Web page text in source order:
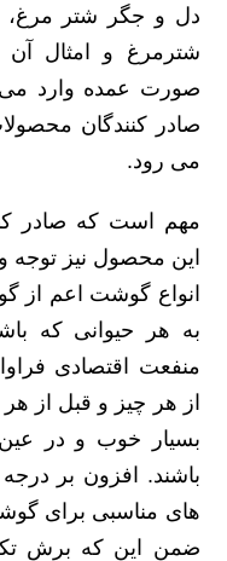
دل و جگر شتر مرغ،
شترمرغ و امثال آن
صورت عمده وارد می
صادر کنندگان
می ‌رود.
مهم است که صادر
این محصول نیز توجه
انواع گوشت اعم از
به هر حیوانی که
منفعت اقتصادی
از هر چیز و قبل از
بسیار خوب و در عین
باشند. افزون بر
های مناسبی برای
ضمن این که برش